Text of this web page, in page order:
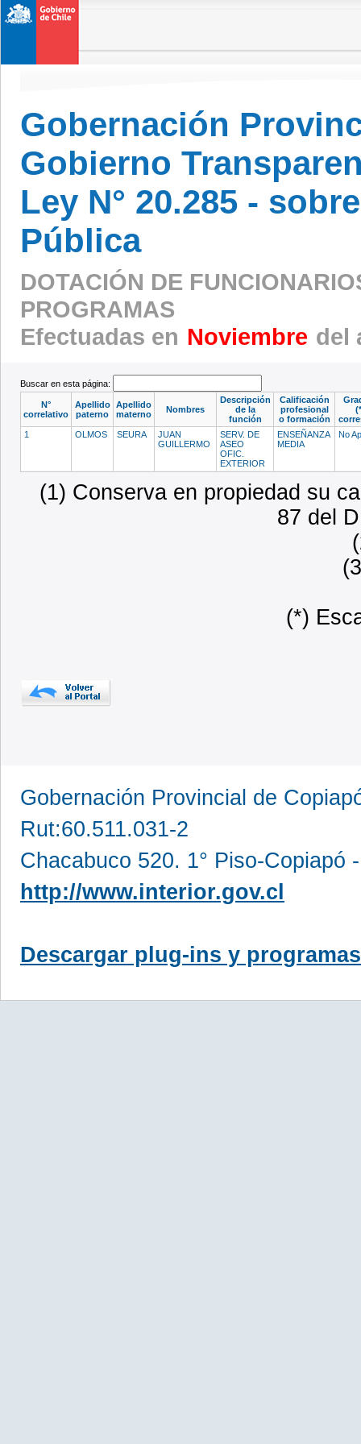
Gobernación
Gobierno
Ley N° 20.285 -
Pública
DOTACIÓN DE
PROGRAMAS
Efectuadas en Noviembre del
Buscar en esta página:
N°
correlativo
Apellido
paterno
Apellido
materno
Nombres
Descripción
de la
función
Calificación
profesional
o formación
1
OLMOS SEURA
JUAN
GUILLERMO
SERV. DE
ASEO
OFIC.
EXTERIOR
ENSEÑANZA
MEDIA
No
(1) Conserva en propiedad su
87 del
(*)
Gobernación Provincial de
Rut:60.511.031-2
Chacabuco 520. 1° Piso-Copiapó
http://www.interior.gov.cl
Descargar plug-ins y